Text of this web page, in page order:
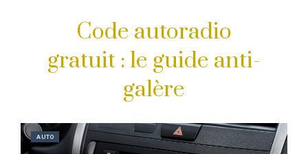
Code autoradio
gratuit : le guide anti-
galère
AUTO